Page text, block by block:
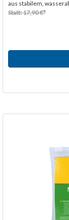
aus stabilem,
Statt: 17,90 €*